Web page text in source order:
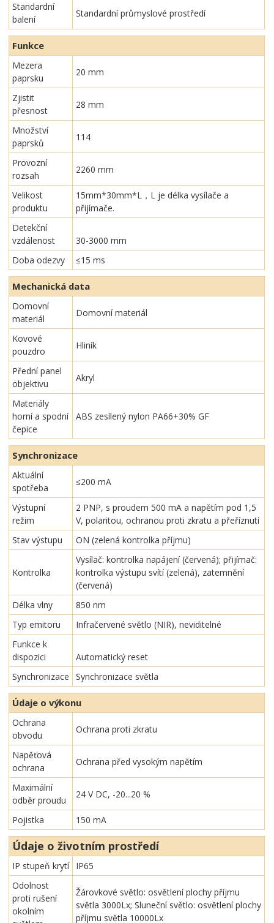
Standardní
balení
Standardní průmyslové prostředí
Funkce
Mezera
paprsku
20 mm
Zjistit
přesnost
28 mm
Množství
paprsků
114
Provozní
rozsah
2260 mm
Velikost
produktu
15mm*30mm*L，L je délka vysílače a
přijímače.
Detekční
vzdálenost
30-3000 mm
Doba odezvy
≤15 ms
Mechanická data
Domovní
materiál
Domovní materiál
Kovové
pouzdro
Hliník
Přední panel
objektivu
Akryl
Materiály
horní a spodní
čepice
ABS zesílený nylon PA66+30% GF
Synchronizace
Aktuální
spotřeba
≤200 mA
Výstupní
režim
2 PNP, s proudem 500 mA a napětím pod 1,5
V, polaritou, ochranou proti zkratu a přeříznutí
Stav výstupu
ON (zelená kontrolka příjmu)
Kontrolka
Vysílač: kontrolka napájení (červená); přijímač:
kontrolka výstupu svítí (zelená), zatemnění
(červená)
Délka vlny
850 nm
Typ emitoru
Infračervené světlo (NIR), neviditelné
Funkce k
dispozici
Automatický reset
Synchronizace
Synchronizace světla
Údaje o výkonu
Ochrana
obvodu
Ochrana proti zkratu
Napěťová
ochrana
Ochrana před vysokým napětím
Maximální
odběr proudu
24 V DC, -20...20 %
Pojistka 150 mA
Údaje o životním prostředí
IP stupeň krytí
IP65
Odolnost
proti rušení
okolním
Žárovkové světlo: osvětlení plochy příjmu
světla 3000Lx; Sluneční světlo: osvětlení plochy
příjmu světla 10000Lx